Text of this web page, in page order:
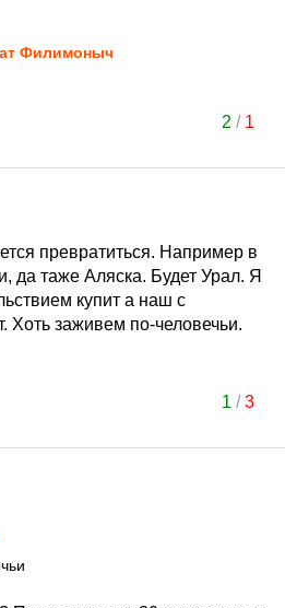
Филимоныч
2 / 1
превратиться. Например в
да таже Аляска. Будет Урал. Я
купит а наш с
Хоть заживем по-человечьи.
1 /3